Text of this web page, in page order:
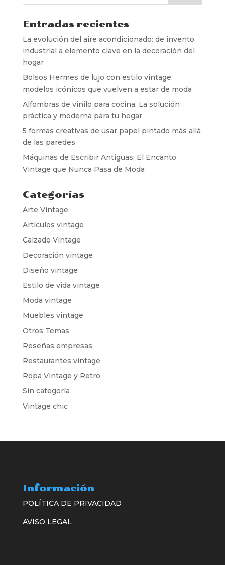
Entradas recientes
La evolución del aire acondicionado: de invento
industrial a elemento clave en la decoración del
hogar
Bolsos Hermes de lujo con estilo vintage:
modelos icónicos que vuelven a estar de moda
Alfombras de vinilo para cocina. La solución
práctica y moderna para tu hogar
5 formas creativas de usar papel pintado más allá
de las paredes
Máquinas de Escribir Antiguas: El Encanto
Vintage que Nunca Pasa de Moda
Categorías
Arte Vintage
Artículos vintage
Calzado Vintage
Decoración vintage
Diseño vintage
Estilo de vida vintage
Moda vintage
Muebles vintage
Otros Temas
Reseñas empresas
Restaurantes vintage
Ropa Vintage y Retro
Sin categoría
Vintage chic
Información
POLÍTICA DE PRIVACIDAD
AVISO LEGAL